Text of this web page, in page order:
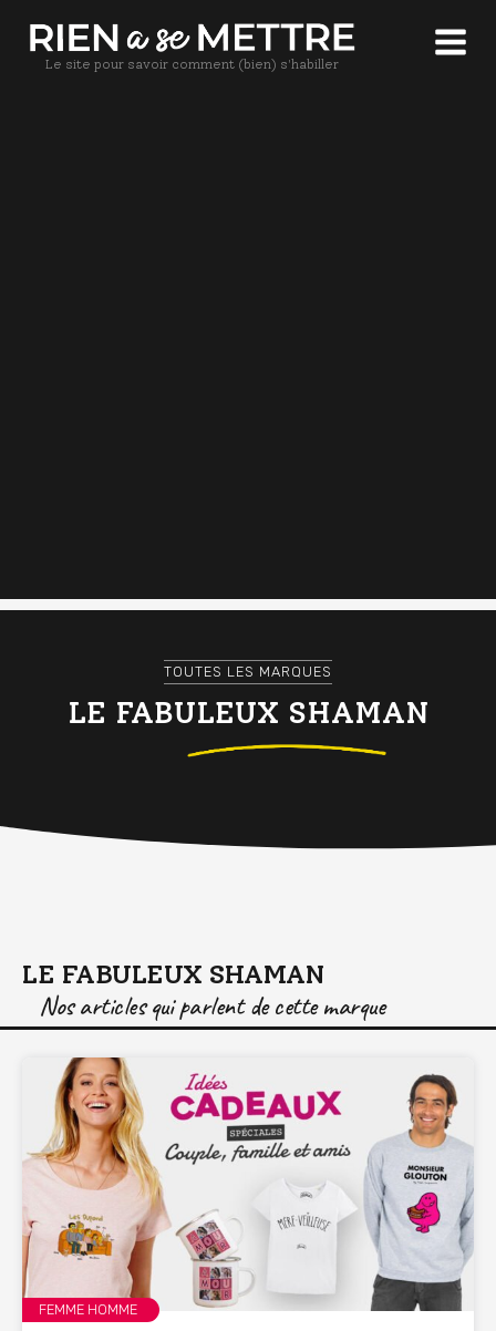
Le site pour savoir comment (bien) s'habiller
TOUTES LES MARQUES
LE FABULEUX SHAMAN
LE FABULEUX SHAMAN
Nos articles qui parlent de cette marque
FEMME HOMME